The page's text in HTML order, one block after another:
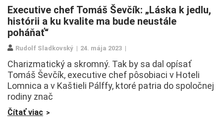
Executive chef Tomáš Ševčík: „Láska k jedlu,
histórii a ku kvalite ma bude neustále
poháňať“
Rudolf Sladkovský 24. mája 2023
Charizmatický a skromný. Tak by sa dal opísať
Tomáš Ševčík, executive chef pôsobiaci v Hoteli
Lomnica a v Kaštieli Pálffy, ktoré patria do spoločnej
rodiny znač
Čítať viac